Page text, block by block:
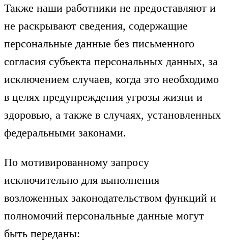
Также наши работники не предоставляют и
не раскрывают сведения, содержащие
персональные данные без письменного
согласия субъекта персональных данных, за
исключением случаев, когда это необходимо
в целях предупреждения угрозы жизни и
здоровью, а также в случаях, установленных
федеральными законами.
По мотивированному запросу
исключительно для выполнения
возложенных законодательством функций и
полномочий персональные данные могут
быть переданы: